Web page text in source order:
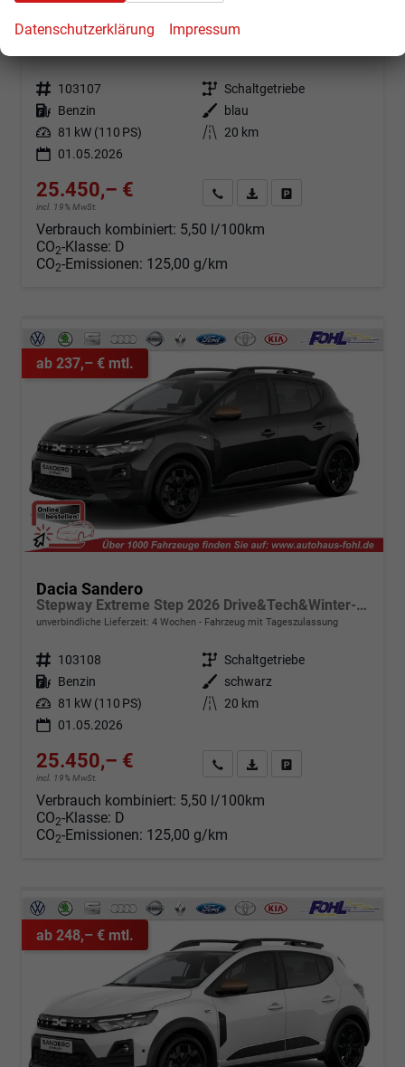
Fahrzeugnr. 103107 Getriebe Schaltgetriebe
Kraftstoff Benzin Außenfarbe
blau
Leistung 81 kW (110 PS) Kilometerstand 20 km
01.05.2026
25.450,– €
incl. 19% MwSt.
Angebot anfordern
Fahrzeugexpose (PDF)
Verbrauch kombiniert: 5,50 l/100km
CO2-Klasse: D
CO2-Emissionen: 125,00 g/km
ab 237,– € mtl.
Dacia Sandero
Stepway Extreme Step 2026 Drive&Tech&Winter-Pack
unverbindliche Lieferzeit: 4 Wochen Fahrzeug mit Tageszulassung
Fahrzeugnr. 103108 Getriebe Schaltgetriebe
Kraftstoff Benzin Außenfarbe
schwarz
Leistung 81 kW (110 PS) Kilometerstand 20 km
01.05.2026
25.450,– €
incl. 19% MwSt.
Angebot anfordern
Fahrzeugexpose (PDF)
Verbrauch kombiniert: 5,50 l/100km
CO2-Klasse: D
CO2-Emissionen: 125,00 g/km
ab 248,– € mtl.
Datenschutzerklärung Impressum